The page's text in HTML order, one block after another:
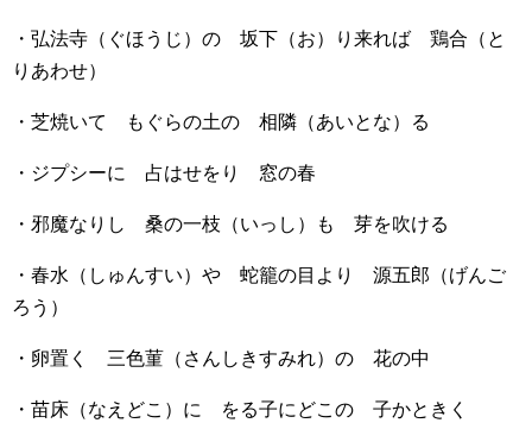
・弘法寺（ぐほうじ）の 坂下（お）り来れば 鶏合（と
りあわせ）
・芝焼いて もぐらの土の 相隣（あいとな）る
・ジプシーに 占はせをり 窓の春
・邪魔なりし 桑の一枝（いっし）も 芽を吹ける
・春水（しゅんすい）や 蛇籠の目より 源五郎（げんご
ろう）
・卵置く 三色菫（さんしきすみれ）の 花の中
・苗床（なえどこ）に をる子にどこの 子かときく